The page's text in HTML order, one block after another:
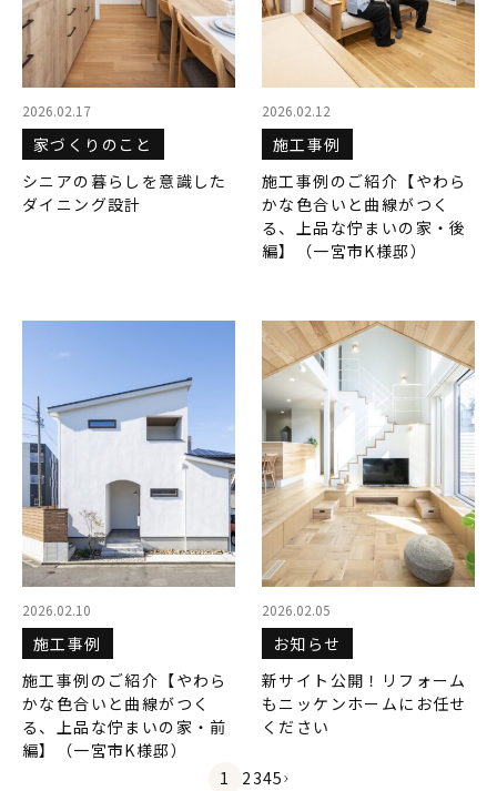
2026.02.17
家づくりのこと
シニアの暮らしを意識した
ダイニング設計
2026.02.12
施工事例
施工事例のご紹介【やわら
かな色合いと曲線がつく
る、上品な佇まいの家・後
編】（一宮市K様邸）
2026.02.10
施工事例
施工事例のご紹介【やわら
かな色合いと曲線がつく
る、上品な佇まいの家・前
編】（一宮市K様邸）
2026.02.05
お知らせ
新サイト公開！リフォーム
もニッケンホームにお任せ
ください
1 2345>